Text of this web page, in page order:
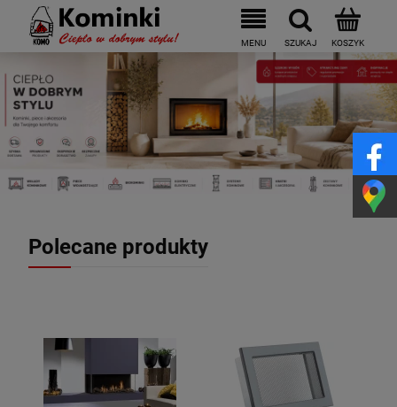
Polecane produkty